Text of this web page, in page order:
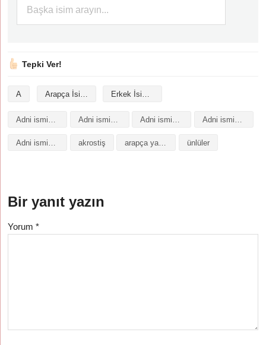
Tepki Ver!
A Arapça İsimler Erkek İsimleri
Adni isminin numerolojisi akrostiş arapça yazılışı ünlüler
Bir yanıt yazın
Yorum*